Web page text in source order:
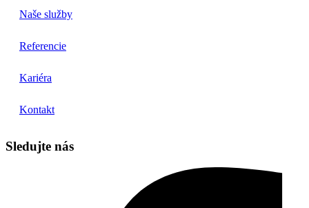
Naše služby
Referencie
Kariéra
Kontakt
Sledujte nás